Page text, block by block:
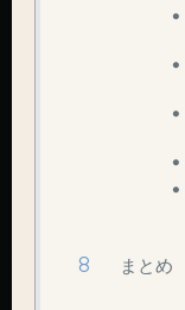
まとめ